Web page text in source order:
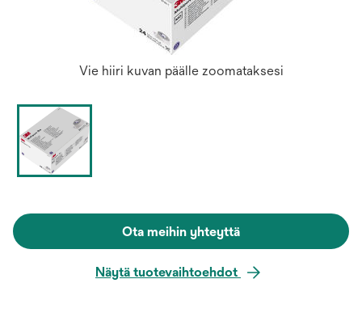
Vie hiiri kuvan päälle zoomataksesi
Ota meihin yhteyttä
Näytä tuotevaihtoehdot